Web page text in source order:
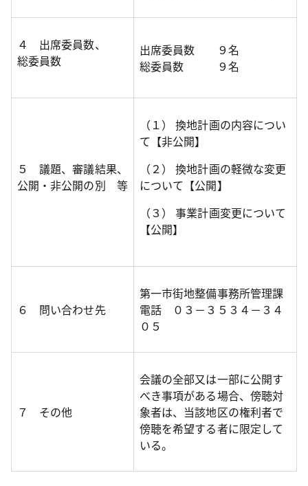
４ 出席委員数、
総委員数
出席委員数 ９名
総委員数 ９名
５ 議題、審議結果、
公開・非公開の別 等
（１） 換地計画の内容につい
て【非公開】
（２） 換地計画の軽微な変更
について【公開】
（３） 事業計画変更について
【公開】
６ 問い合わせ先
第一市街地整備事務所管理課
電話 ０３－３５３４－３４
０５
７ その他
会議の全部又は一部に公開す
べき事項がある場合、傍聴対
象者は、当該地区の権利者で
傍聴を希望する者に限定して
いる。